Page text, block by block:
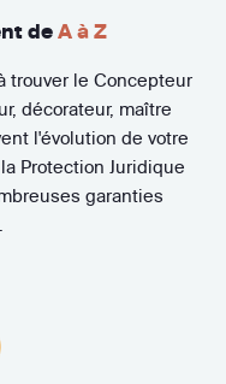
de A à Z
trouver le Concepteur
décorateur, maître
l'évolution de votre
Protection Juridique
garanties